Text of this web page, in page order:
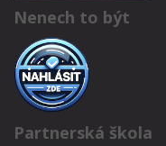
Nenech to být
Partnerská škola